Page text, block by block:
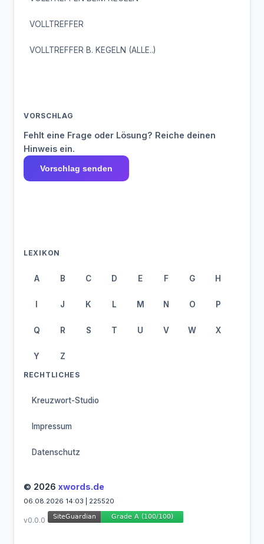
VOLLTREFFER
VOLLTREFFER B. KEGELN (ALLE..)
VORSCHLAG
Fehlt eine Frage oder Lösung? Reiche deinen
Hinweis ein.
Vorschlag senden
LEXIKON
A B C D E F G H
I J K L M N O P
Q R S T U V W X
Y Z
RECHTLICHES
Kreuzwort-Studio
Impressum
Datenschutz
© 2026 xwords.de
06.08.2026 14:03 | 225520
v0.0.0